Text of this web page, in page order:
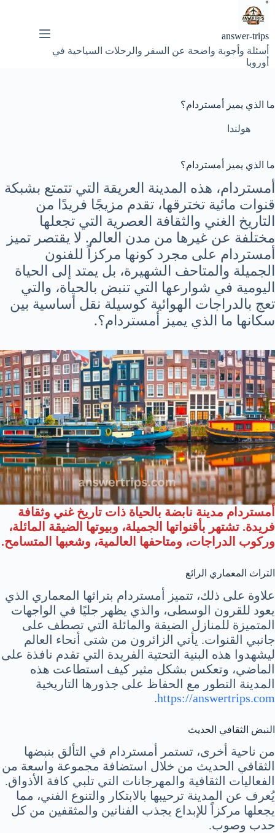
التجاوز
إلى
answer-trips
أسئلة وأجوبة واضحة عن السفر والرحلات السياحية في
أوروبا
ما الذي يميز أمستردام؟
هولندا
ما الذي يميز أمستردام؟
أمستردام، هذه المدينة العريقة التي تتمتع بشبكة
قنوات مائية تخترقها، تقدم مزيجًا فريدًا من
التاريخ الغني والثقافة العصرية التي تجعلها
مختلفة عن غيرها من مدن العالم. لا يقتصر تميز
أمستردام على مجرد كونها مركزاً للفنون
الجميلة والمتاحف الشهيرة، بل يمتد إلى الحياة
اليومية في شوارعها التي تنبض بالحياة، والتي
تعج بالدراجات الهوائية كوسيلة نقل أساسية بين
سكانها ما الذي يميز أمستردام؟.
أمستردام مدينة نابضة بالحياة ذات تاريخ غني وثقافة
فريدة. تشتهر بأقنواتها الجميلة، وبيوتها الضيقة المائلة،
وركوب الدراجات، ومتاحفها العالمية، وشعبها المتسامح.
التراث المعماري الرائع
علاوة على ذلك، تتميز أمستردام بتراثها المعماري الذي
يعود للقرون الوسطى، والذي يظهر جليًا في الواجهات
المتميزة للمنازل الضيقة والمائلة التي تصطف على
جانبي القنوات. يأتي الزائرون من شتى أنحاء العالم
ليشهدوا هذه البنية التحتية الفريدة التي تقدم نافذة على
الماضي، وتعكس بشكل مثير كيف استطاعت هذه
المدينة التطور مع الحفاظ على جذورها التاريخية
https://answertrips.com
.
النبض الثقافي الحديث
من ناحية أخرى، تستمر أمستردام في التألق بنبضها
الثقافي الحديث من خلال استضافة مجموعة واسعة من
الفعاليات الثقافية والمهرجانات التي تلبي كافة الأذواق.
يُعرف عن المدينة ترحيبها بالابتكار والتنوع الفني، مما
يجعلها مركزاً للإبداع يجذب الفنانين والمثقفين من كل
حدب وصوب.